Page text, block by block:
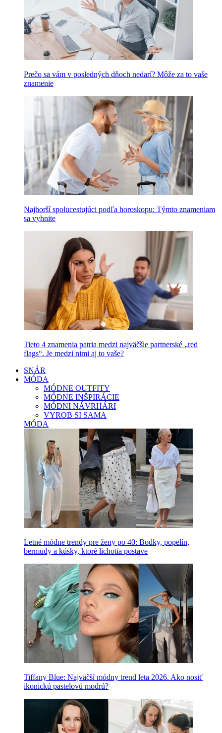
Prečo sa vám v posledných dňoch nedarí? Môže za to vaše
znamenie
Najhorší spolucestujúci podľa horoskopu: Týmto znameniam
sa vyhnite
Tieto 4 znamenia patria medzi najväčšie partnerské „red
flags“. Je medzi nimi aj to vaše?
SNÁR
MÓDA
MÓDNE OUTFITY
MÓDNE INŠPIRÁCIE
MÓDNI NÁVRHÁRI
VYROB SI SAMA
MÓDA
Letné módne trendy pre ženy po 40: Bodky, popelín,
bermudy a kúsky, ktoré lichotia postave
Tiffany Blue: Najväčší módny trend leta 2026. Ako nosiť
ikonickú pastelovú modrú?